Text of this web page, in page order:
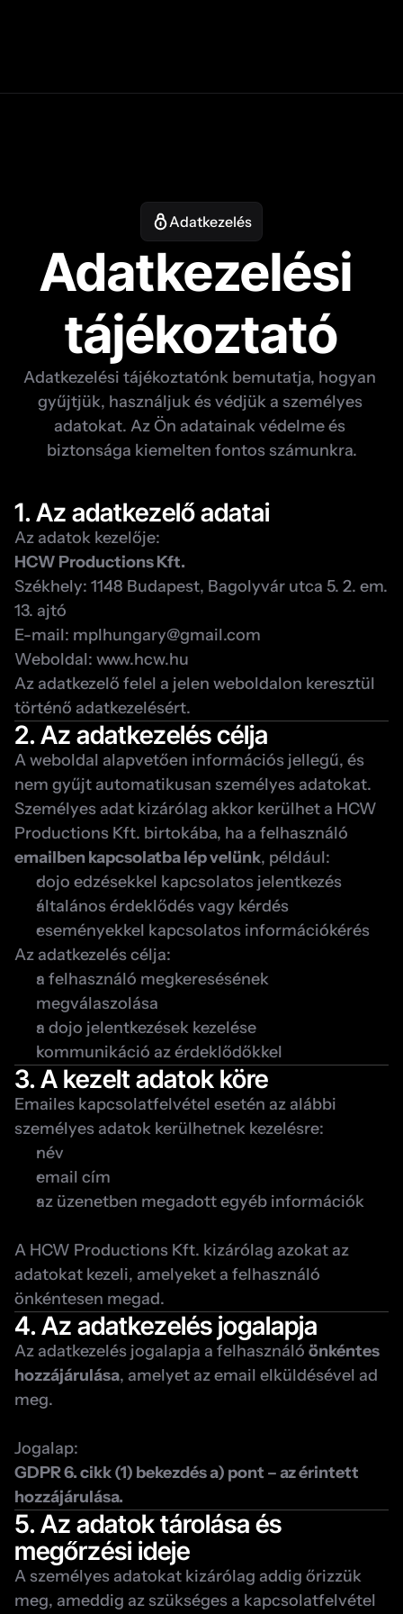
Adatkezelés
Adatkezelési
tájékoztató
Adatkezelési tájékoztatónk bemutatja, hogyan
gyűjtjük, használjuk és védjük a személyes
adatokat. Az Ön adatainak védelme és
biztonsága kiemelten fontos számunkra.
1. Az adatkezelő adatai
Az adatok kezelője:
HCW Productions Kft.
Székhely: 1148 Budapest, Bagolyvár utca 5. 2. em.
13. ajtó
E-mail: mplhungary@gmail.com
Weboldal: www.hcw.hu
Az adatkezelő felel a jelen weboldalon keresztül
történő adatkezelésért.
2. Az adatkezelés célja
A weboldal alapvetően információs jellegű, és
nem gyűjt automatikusan személyes adatokat.
Személyes adat kizárólag akkor kerülhet a HCW
emailben kapcsolatba lép velünk, például:
dojo edzésekkel kapcsolatos jelentkezés
általános érdeklődés vagy kérdés
eseményekkel kapcsolatos információkérés
Az adatkezelés célja:
a felhasználó megkeresésének
megválaszolása
a dojo jelentkezések kezelése
kommunikáció az érdeklődőkkel
3. A kezelt adatok köre
Emailes kapcsolatfelvétel esetén az alábbi
személyes adatok kerülhetnek kezelésre:
név
email cím
az üzenetben megadott egyéb információk
A HCW Productions Kft. kizárólag azokat az
adatokat kezeli, amelyeket a felhasználó
önkéntesen megad.
4. Az adatkezelés jogalapja
Az adatkezelés jogalapja a felhasználó önkéntes
hozzájárulása, amelyet az email elküldésével ad
meg.
Jogalap:
GDPR 6. cikk (1) bekezdés a) pont – az érintett
hozzájárulása.
5. Az adatok tárolása és
megőrzési ideje
A személyes adatokat kizárólag addig őrizzük
meg, ameddig az szükséges a kapcsolatfelvétel